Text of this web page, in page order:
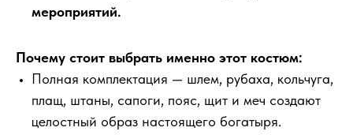
мероприятий.
Почему стоит выбрать именно этот костюм:
Полная комплектация — шлем, рубаха, кольчуга,
плащ, штаны, сапоги, пояс, щит и меч создают
целостный образ настоящего богатыря.